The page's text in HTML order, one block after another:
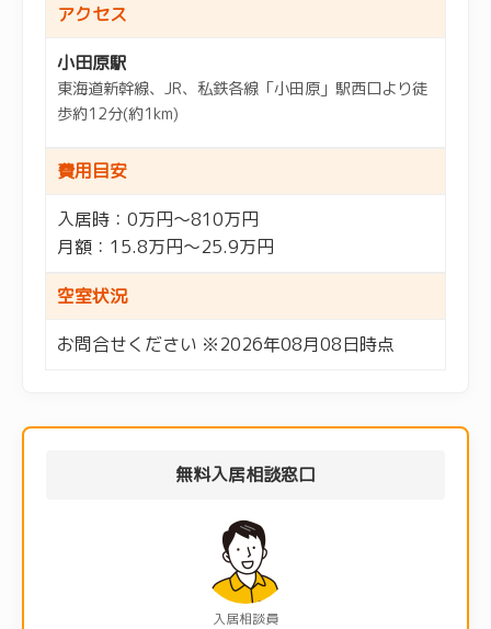
アクセス
小田原駅
東海道新幹線、JR、私鉄各線「小田原」駅西口より徒
歩約12分(約1km)
費用目安
入居時：0万円～810万円
月額：15.8万円～25.9万円
空室状況
お問合せください ※2026年08月08日時点
無料入居相談窓口
入居相談員